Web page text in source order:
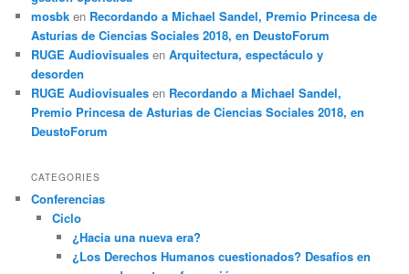
mosbk en Recordando a Michael Sandel, Premio Princesa de
Asturias de Ciencias Sociales 2018, en DeustoForum
RUGE Audiovisuales enArquitectura, espectáculo y
desorden
RUGE Audiovisuales en Recordando a Michael Sandel,
Premio Princesa de Asturias de Ciencias Sociales 2018, en
DeustoForum
CATEGORIES
Conferencias
Ciclo
¿Hacia una nueva era?
¿Los Derechos Humanos cuestionados? Desafíos en